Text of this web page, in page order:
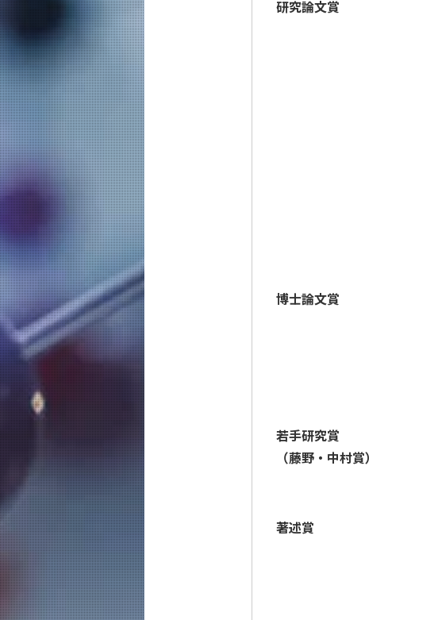
研究論文賞
博士論文賞
若手研究賞
（藤野・中村賞）
著述賞